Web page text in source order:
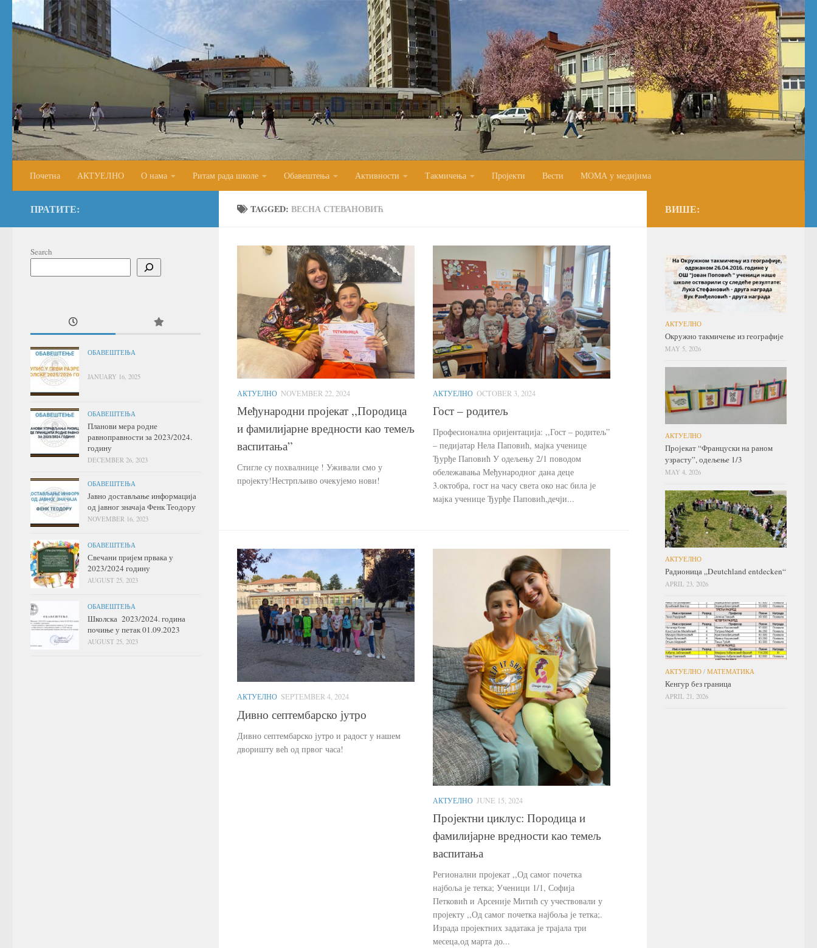
Skip to content
Почетна АКТУЕЛНО О нама Ритам рада школе Обавештења Активности Такмичења Пројекти Вести МОМА у медијима
TAGGED:ВЕСНА СТЕВАНОВИЋ
АКТУЕЛНО NOVEMBER 22, 2024
Међународни пројекат ,,Породица
и фамилијарне вредности као темељ
васпитања”
Стигле су похвалнице ! Уживали смо у
пројекту!Нестрпљиво очекујемо нови!
АКТУЕЛНО OCTOBER 3, 2024
Гост – родитељ
Професионална оријентација: ,,Гост – родитељ”
– педијатар Нела Паповић, мајка ученице
Ђурђе Паповић У одељењу 2/1 поводом
обележавања Међународног дана деце
3.октобра, гост на часу света око нас била је
мајка ученице Ђурђе Паповић,дечји...
АКТУЕЛНО SEPTEMBER 4, 2024
Дивно септембарско јутро
Дивно септембарско јутро и радост у нашем
дворишту већ од првог часа!
АКТУЕЛНО JUNE 15, 2024
Пројектни циклус: Породица и
фамилијарне вредности као темељ
васпитања
Регионални пројекат ,,Од самог почетка
најбоља је тетка; Ученици 1/1, Софија
Петковић и Арсеније Митић су учествовали у
пројекту ,,Од самог почетка најбоља је тетка;.
Израда пројектних задатака је трајала три
месеца,од марта до...
ПРАТИТЕ:
Search
ОБАВЕШТЕЊА
JANUARY 16, 2025
ОБАВЕШТЕЊА
Планови мера родне
равноправности за 2023/2024.
годину
DECEMBER 26, 2023
ОБАВЕШТЕЊА
Јавно достављање информација
од јавног значаја Фенк Теодору
NOVEMBER 16, 2023
ОБАВЕШТЕЊА
Свечани пријем првака у
2023/2024 годину
AUGUST 25, 2023
ОБАВЕШТЕЊА
Школска 2023/2024. година
почиње у петак 01.09.2023
AUGUST 25, 2023
ВИШЕ:
АКТУЕЛНО
Окружно такмичење из географије
MAY 5, 2026
АКТУЕЛНО
Пројекат “Француски на раном
узрасту”, одељење 1/3
MAY 4, 2026
АКТУЕЛНО
Радионица „Deutchland entdecken“
APRIL 23, 2026
АКТУЕЛНО / МАТЕМАТИКА
Кенгур без граница
APRIL 21, 2026